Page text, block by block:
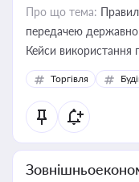
Про що тема:
передачею
Кейси використання
Торгівля